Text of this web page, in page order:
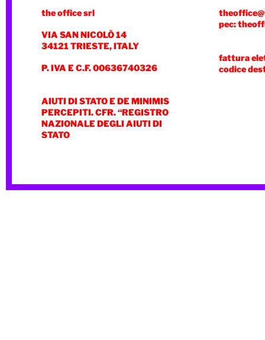
the office srl
VIA SAN NICOLÒ 14
34121 TRIESTE, ITALY
P. IVA E C.F. 00636740326
AIUTI DI STATO E DE MINIMIS
PERCEPITI. CFR. “REGISTRO
NAZIONALE DEGLI AIUTI DI
STATO
pec:
fattura
codice